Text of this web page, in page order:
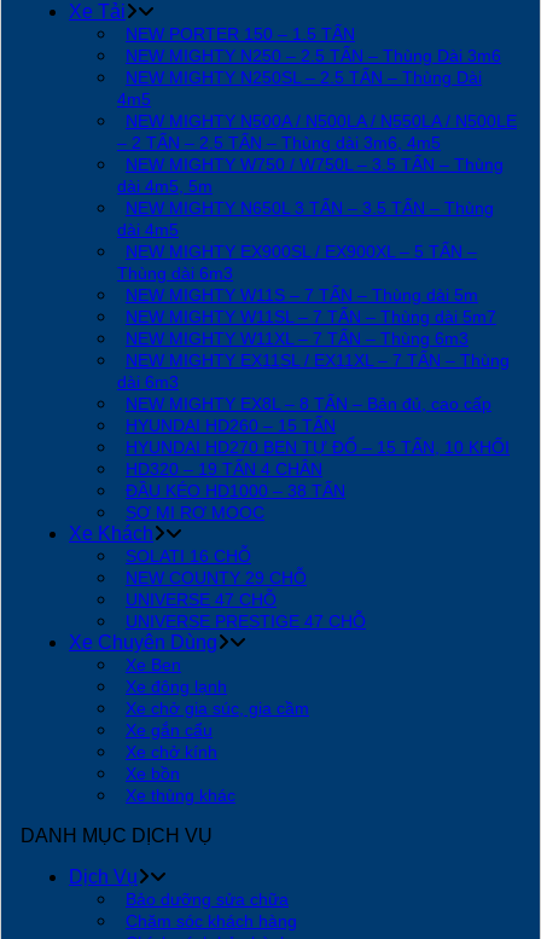
Xe Tải
NEW PORTER 150 – 1.5 TẤN
NEW MIGHTY N250 – 2.5 TẤN – Thùng Dài 3m6
NEW MIGHTY N250SL – 2.5 TẤN – Thùng Dài
4m5
NEW MIGHTY N500A / N500LA / N550LA / N500LE
– 2 TẤN – 2.5 TẤN – Thùng dài 3m6, 4m5
NEW MIGHTY W750 / W750L – 3.5 TẤN – Thùng
dài 4m5, 5m
NEW MIGHTY N650L 3 TẤN – 3.5 TẤN – Thùng
dài 4m5
NEW MIGHTY EX900SL / EX900XL – 5 TẤN –
Thùng dài 6m3
NEW MIGHTY W11S – 7 TẤN – Thùng dài 5m
NEW MIGHTY W11SL – 7 TẤN – Thùng dài 5m7
NEW MIGHTY W11XL – 7 TẤN – Thùng 6m3
NEW MIGHTY EX11SL / EX11XL – 7 TẤN – Thùng
dài 6m3
NEW MIGHTY EX8L – 8 TẤN – Bản đủ, cao cấp
HYUNDAI HD260 – 15 TẤN
HYUNDAI HD270 BEN TỰ ĐỔ – 15 TẤN, 10 KHỐI
HD320 – 19 TẤN 4 CHÂN
ĐẦU KÉO HD1000 – 38 TẤN
SƠ MI RƠ MOOC
Xe Khách
SOLATI 16 CHỖ
NEW COUNTY 29 CHỖ
UNIVERSE 47 CHỖ
UNIVERSE PRESTIGE 47 CHỖ
Xe Chuyên Dùng
Xe Ben
Xe đông lạnh
Xe chở gia súc, gia cầm
Xe gắn cẩu
Xe chở kính
Xe bồn
Xe thùng khác
DANH MỤC DỊCH VỤ
Dịch Vụ
Bảo dưỡng sửa chữa
Chăm sóc khách hàng